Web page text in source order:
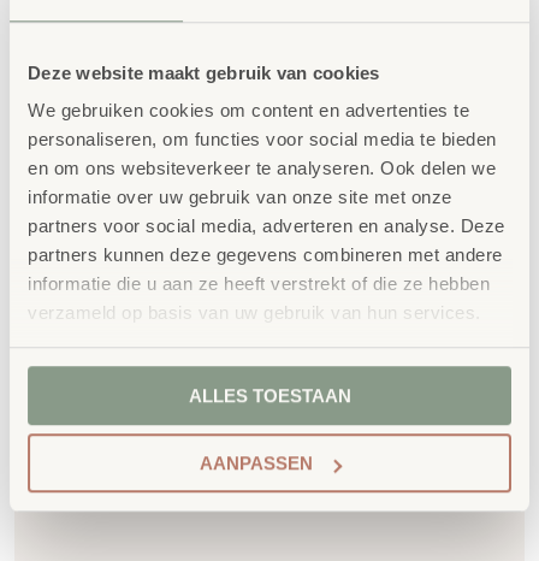
Deze website maakt gebruik van cookies
We gebruiken cookies om content en advertenties te
personaliseren, om functies voor social media te bieden
en om ons websiteverkeer te analyseren. Ook delen we
informatie over uw gebruik van onze site met onze
partners voor social media, adverteren en analyse. Deze
partners kunnen deze gegevens combineren met andere
informatie die u aan ze heeft verstrekt of die ze hebben
verzameld op basis van uw gebruik van hun services.
ALLES TOESTAAN
AANPASSEN
Kwaliteit: al ons school- en
voldoet aan GS- en TÜV-keuringen
Duurzaamheid: wij werken met circulaire
producten, waaronder onzeOneWood-lijnvan
100% FSC -gecertificeerd Scandinavisch hout.
Daarnaast zelfs voorzien van het
milieukeurmerkEU-Ecolabel.
Extra informatie
SKU 89276